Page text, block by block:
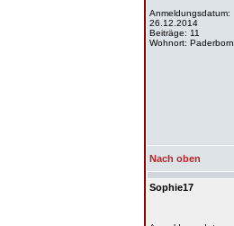
Anmeldungsdatum:
26.12.2014
Beiträge: 11
Wohnort: Paderborn
Nach oben
Sophie17